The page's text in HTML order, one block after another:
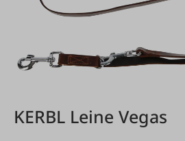
KERBL Leine Vegas